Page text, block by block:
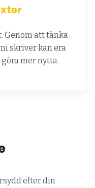
Genom att tänka
skriver kan era
mer nytta.
efter din